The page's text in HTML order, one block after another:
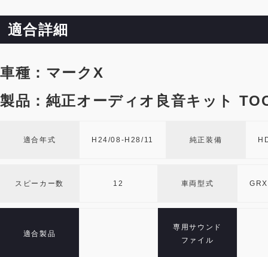
適合詳細
車種：マークX
製品：純正オーディオ良音キット
適合年式 H24/08-H28/11 純正装備
スピーカー数 12 車両型式
適合製品
専用サウンド
ファイル